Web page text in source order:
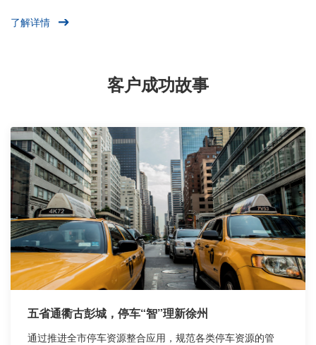
了解详情
客户成功故事
五省通衢古彭城，停车“智”理新徐州
通过推进全市停车资源整合应用，规范各类停车资源的管